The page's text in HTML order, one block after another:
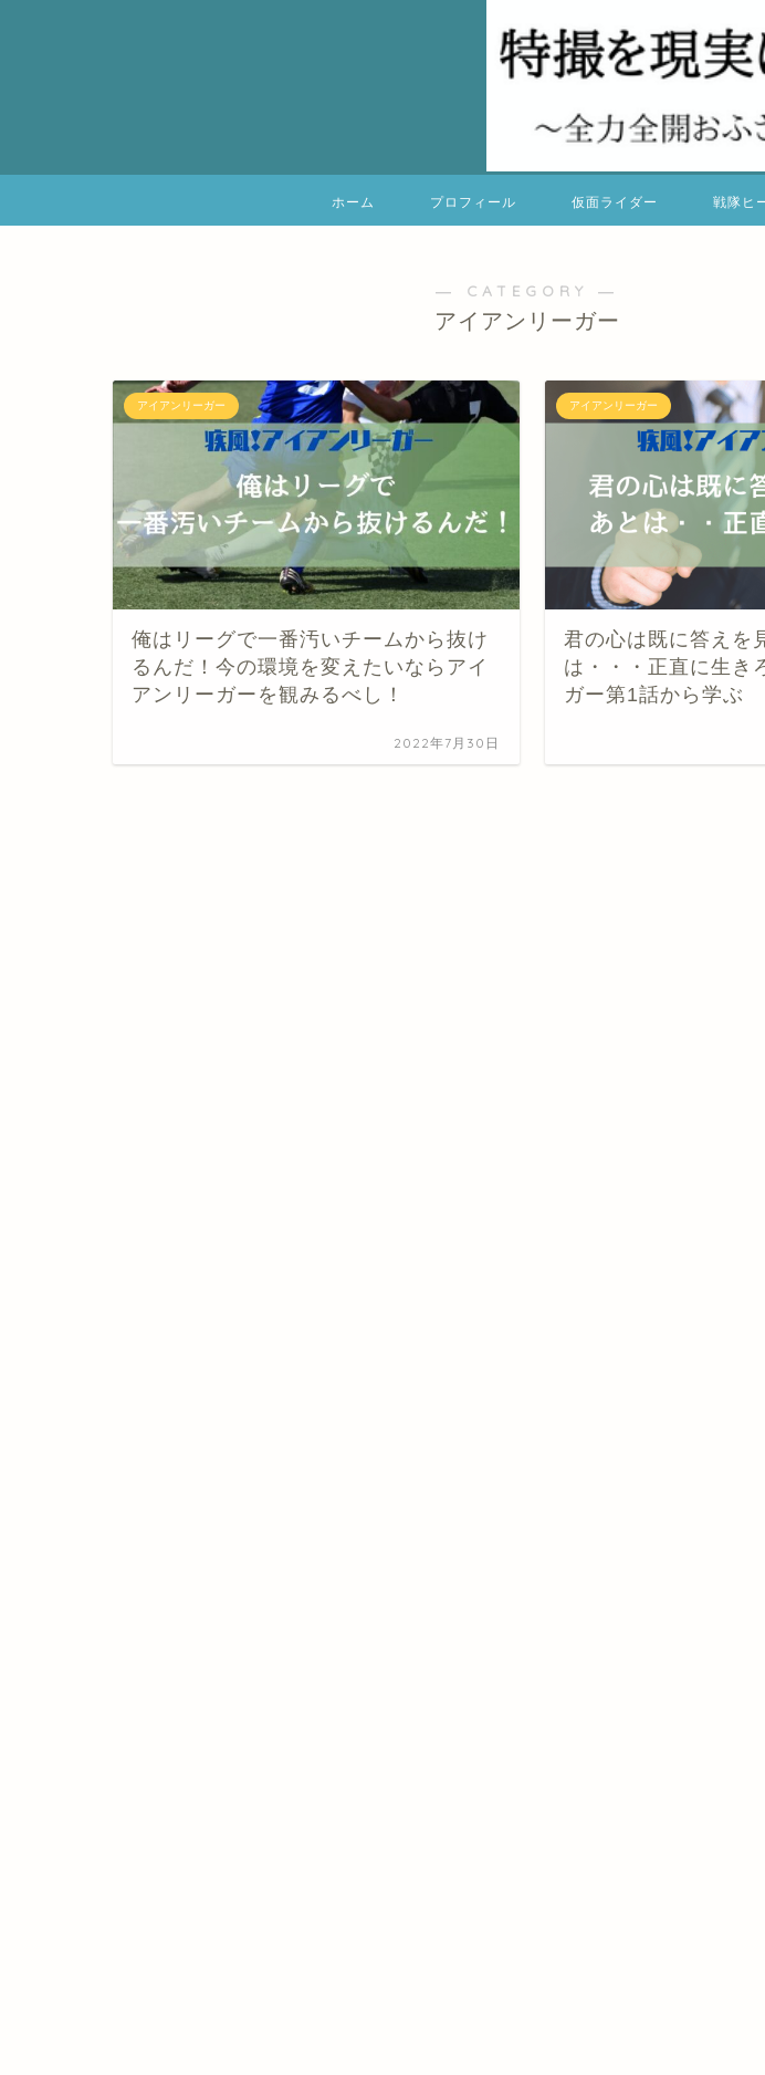
ホーム プロフィール 仮面ライダー 戦隊ヒ
― CATEGORY ―
アイアンリーガー
アイアンリーガー
俺はリーグで一番汚いチームから抜け
るんだ！今の環境を変えたいならアイ
アンリーガーを観みるべし！
2022年7月30日
アイアンリーガー
君の心は既に答えを
は・・・正直に生き
ガー第1話から学ぶ